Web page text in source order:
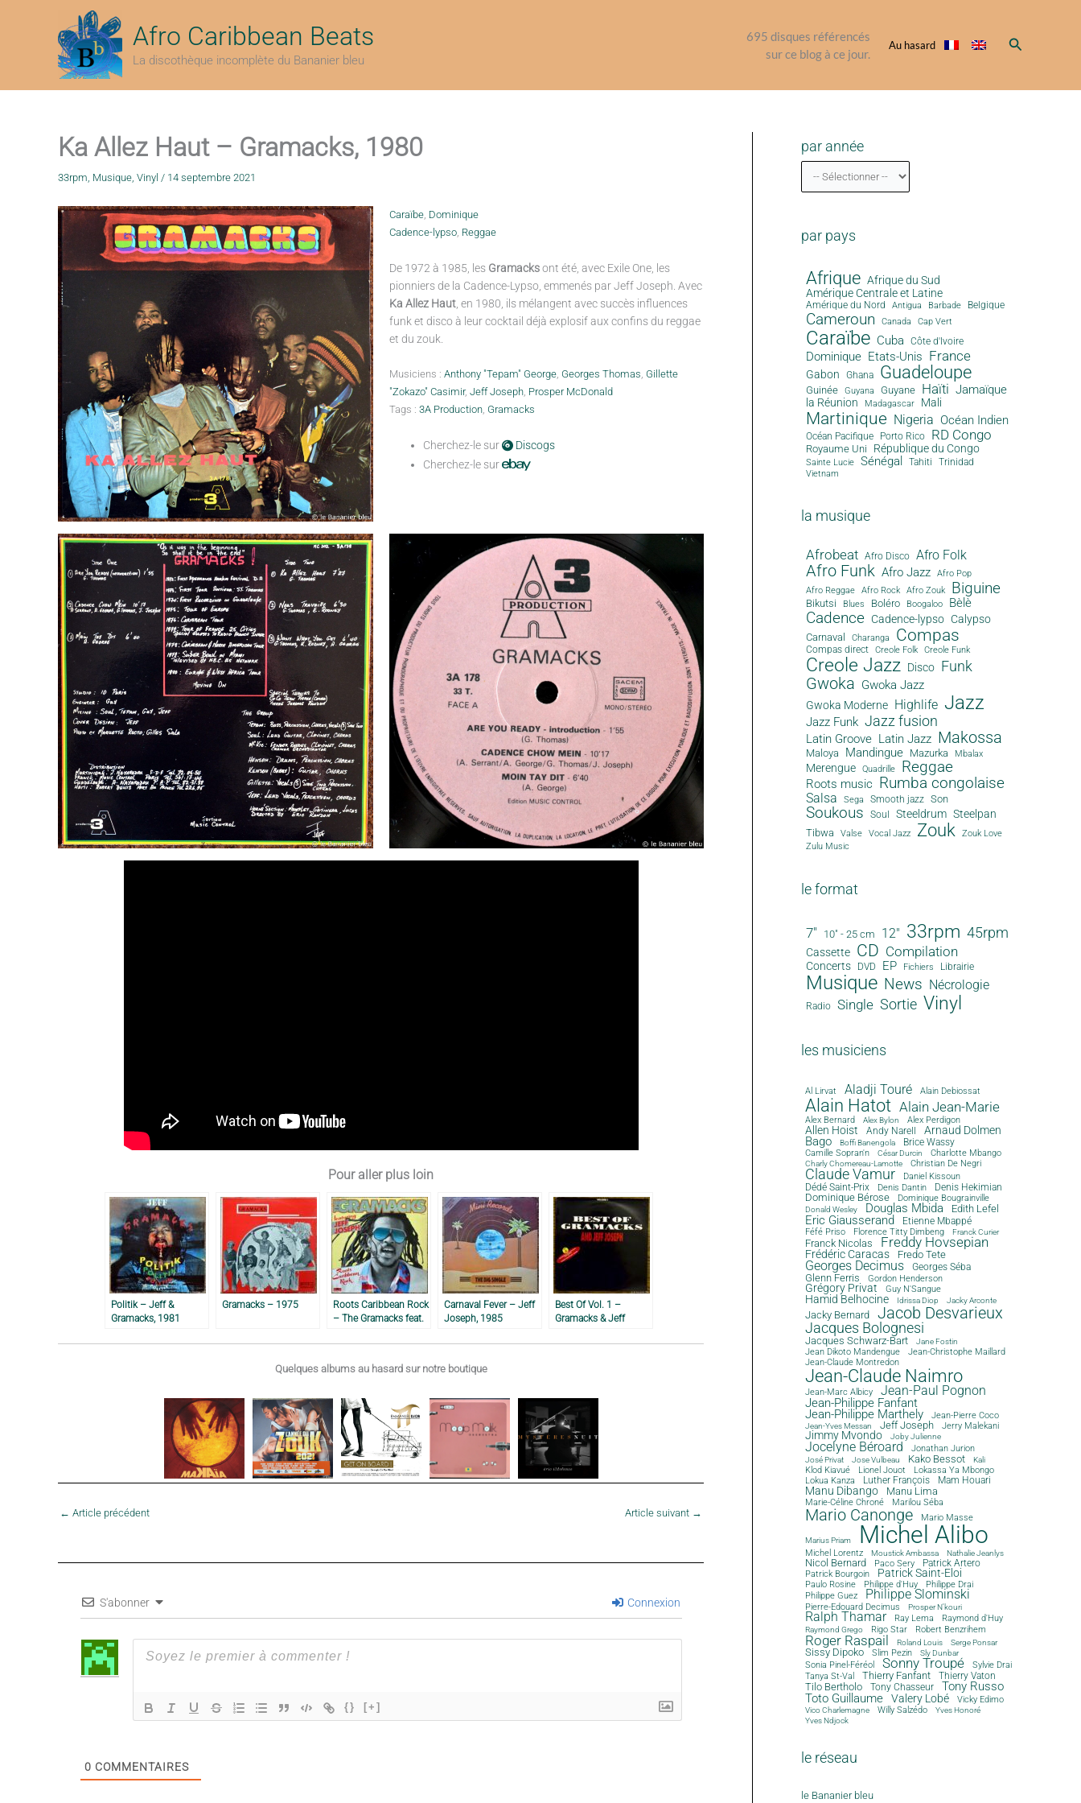
Afro Caribbean Beats
La discothèque incomplète du Bananier bleu
695 disques référencés
sur ce blog à ce jour.
Au hasard Rechercher
Ka Allez Haut – Gramacks, 1980
33rpm, Musique, Vinyl / 14 septembre 2021
Caraïbe, Dominique
Cadence-lypso, Reggae
De 1972 à 1985, les Gramacksont été, avec Exile One, les
pionniers de la Cadence-Lypso, emmenés par Jeff Joseph. Avec
Ka Allez Haut, en 1980, ils mélangent avec succès influences
funk et disco à leur cocktail déjà explosif aux confins du reggae
et du zouk.
Musiciens : Anthony "Tepam" George, Georges Thomas, Gillette
"Zokazo" Casimir, Jeff Joseph, Prosper McDonald
Tags : 3A Production, Gramacks
Cherchez-le sur
Discogs
Cherchez-le sur
Pour aller plus loin
Politik – Jeff &
Gramacks, 1981
Gramacks – 1975
Roots Caribbean Rock
– The Gramacks feat.
Carnaval Fever – Jeff
Joseph, 1985
Best Of Vol. 1 –
Gramacks & Jeff
Quelques albums au hasard sur notre boutique
← Article précédent Article suivant →
S'abonner Connexion
{} [+]
0 COMMENTAIRES
par année
par pays
Afrique Afrique du Sud
Amérique Centrale et Latine
Amérique du Nord Antigua Barbade Belgique
Cameroun Canada Cap Vert
Caraïbe Cuba Côte d'Ivoire
Dominique Etats-Unis France
Gabon Ghana Guadeloupe
Guinée Guyana Guyane Haïti Jamaïque
la Réunion Madagascar Mali
Martinique Nigeria Océan Indien
Océan Pacifique Porto Rico RD Congo
Royaume Uni République du Congo
Sainte Lucie Sénégal Tahiti Trinidad
Vietnam
la musique
Afrobeat Afro Disco Afro Folk
Afro Funk Afro Jazz
Afro Pop
Afro Reggae
Afro Rock Afro Zouk Biguine
Bikutsi Blues Boléro Boogaloo Bèlè
Cadence Cadence-lypso Calypso
Carnaval Charanga Compas
Compas direct Creole Folk Creole Funk
Creole Jazz Disco Funk
Gwoka Gwoka Jazz
Gwoka Moderne Highlife Jazz
Jazz Funk Jazz fusion
Latin Groove Latin Jazz Makossa
Maloya Mandingue Mazurka Mbalax
Merengue Quadrille Reggae
Roots music Rumba congolaise
Salsa Sega Smooth jazz Son
Soukous Soul Steeldrum Steelpan
Tibwa Valse Vocal Jazz Zouk
Zouk Love
Zulu Music
le format
7" 10" - 25 cm 12" 33rpm 45rpm
Cassette CD Compilation
Concerts DVD EP Fichiers Librairie
Musique News Nécrologie
Radio Single Sortie Vinyl
les musiciens
Al Lirvat Aladji Touré Alain Debiossat
Alain Hatot Alain Jean-Marie
Alex Bernard Alex Bylon Alex Perdigon
Allen Hoist Andy Narell Arnaud Dolmen
Bago Boffi Banengola
Brice Wassy
Camille Sopran'n
César Durcin Charlotte Mbango
Charly Chomereau-Lamotte Christian De Negri
Claude Vamur Daniel Kissoun
Dédé Saint-Prix Denis Dantin Denis Hekimian
Dominique Bérose Dominique Bougrainville
Donald Wesley Douglas Mbida Edith Lefel
Eric Giausserand Etienne Mbappé
Féfé Priso Florence Titty Dimbeng Franck Curier
Franck Nicolas Freddy Hovsepian
Frédéric Caracas Fredo Tete
Georges Decimus Georges Séba
Glenn Ferris Gordon Henderson
Grégory Privat Guy N'Sangue
Hamid Belhocine Idrissa Diop Jacky Arconte
Jacky Bernard Jacob Desvarieux
Jacques Bolognesi
Jacques Schwarz-Bart Jane Fostin
Jean Dikoto Mandengue
Jean-Christophe Maillard
Jean-Claude Montredon
Jean-Claude Naimro
Jean-Marc Albicy Jean-Paul Pognon
Jean-Philippe Fanfant
Jean-Philippe Marthely Jean-Pierre Coco
Jean-Yves Messan Jeff Joseph Jerry Malekani
Jimmy Mvondo Joby Julienne
Jocelyne Béroard Jonathan Jurion
José Privat Jose Vulbeau Kako Bessot Kali
Klod Kiavué Lionel Jouot
Lokassa Ya Mbongo
Lokua Kanza
Luther François Mam Houari
Manu Dibango Manu Lima
Marie-Céline Chroné Marilou Séba
Mario Canonge Mario Masse
Marius Priam Michel Alibo
Michel Lorentz Moustick Ambassa Nathalie Jeanlys
Nicol Bernard Paco Sery
Patrick Artero
Patrick Bourgoin
Patrick Saint-Eloi
Paulo Rosine Philippe d'Huy
Philippe Drai
Philippe Guez
Philippe Slominski
Pierre-Edouard Decimus Prosper N'kouri
Ralph Thamar Ray Lema Raymond d'Huy
Raymond Grego Rigo Star Robert Benzrihem
Roger Raspail Roland Louis Serge Ponsar
Sissy Dipoko Slim Pezin Sly Dunbar
Sonia Pinel-Féréol Sonny Troupé Sylvie Drai
Tanya St-Val Thierry Fanfant Thierry Vaton
Tilo Bertholo Tony Chasseur
Tony Russo
Toto Guillaume
Valery Lobé Vicky Edimo
Vico Charlemagne Willy Salzédo
Yves Honoré
Yves Ndjock
le réseau
le Bananier bleu